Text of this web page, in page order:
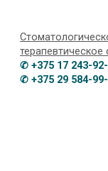
терапевтическое
✆ +375 17 243-
✆ +375 29 584-